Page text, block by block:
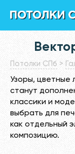
Потолки СПб >
Узоры, цветные
станут
классики и
выбрать для
как отдельный
композицию.